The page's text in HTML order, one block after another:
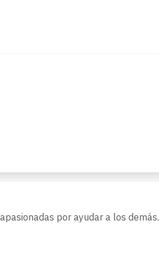
por ayudar a los demás.